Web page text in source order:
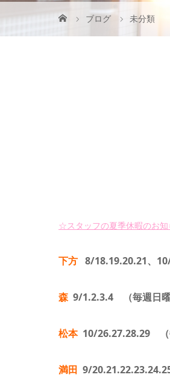
ブログ 未分類
☆スタッフの夏季休暇のお
下方 8/18.19.20.21、
森 9/1.2.3.4 （毎週日曜
松本10/26.27.28.29 （
満田 9/